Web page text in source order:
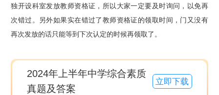
独开设科室发放教师资格证，所以大家一定要及时询问，以免再
次错过。另外如果实在错过了教师资格证的领取时间，门又没有
再次发放的话只能等到下次认定的时候再领取了。
2024年上半年中学综合素质
真题及答案
立即下载